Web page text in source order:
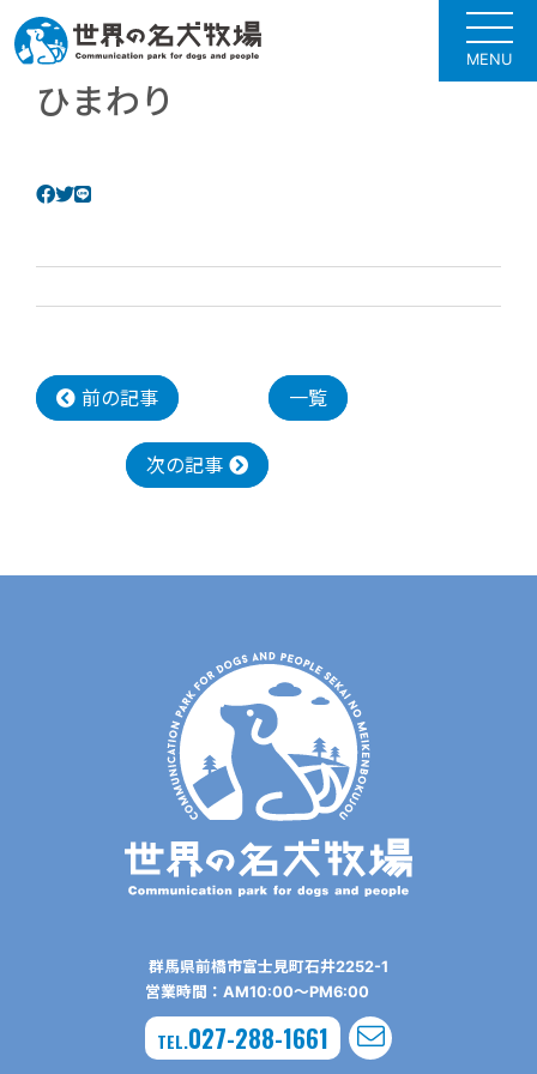
MENU
ひまわり
前の記事 一覧
次の記事
群⾺県前橋市富⼠⾒町⽯井2252-1
営業時間：AM10:00〜PM6:00
TEL.027-288-1661